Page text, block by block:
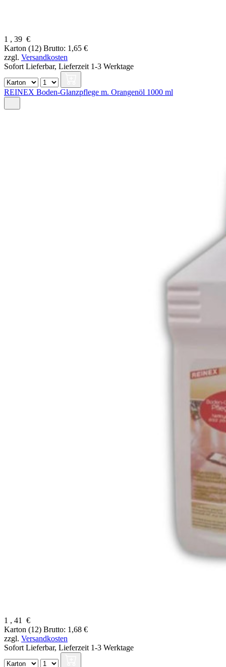
1 , 39 €
Karton (12) Brutto: 1,65 €
zzgl. Versandkosten
Sofort Lieferbar, Lieferzeit 1-3 Werktage
REINEX Boden-Glanzpflege m. Orangenöl 1000 ml
1 , 41
€
Karton (12) Brutto: 1,68 €
zzgl. Versandkosten
Sofort Lieferbar, Lieferzeit 1-3 Werktage